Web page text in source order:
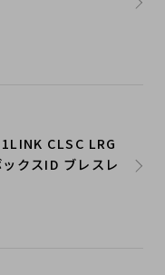
CLSC LRG
クスID ブレスレ